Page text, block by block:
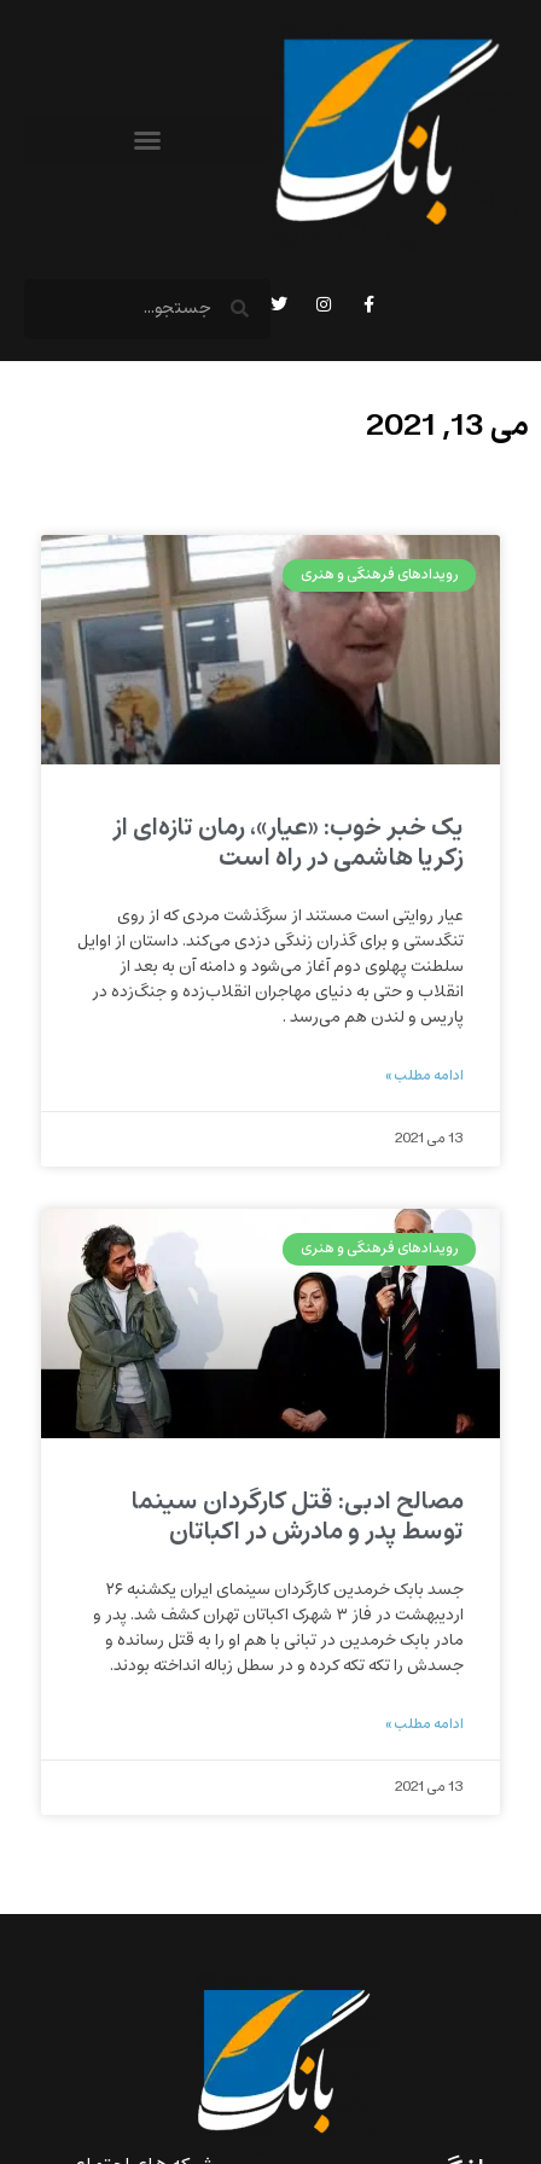
می 13, 2021
رویدادهای فرهنگی و هنری
یک خبر خوب: «عیار»، رمان تازه‌ای از
زکریا هاشمی در راه است
عیار روایتی است مستند از سرگذشت مردی که از روی
تنگدستی و برای گذران زندگی دزدی می‌‌کند. داستان از اوایل
سلطنت پهلوی دوم آغاز می‌شود و دامنه آن به بعد از
انقلاب و حتی به دنیای مهاجران انقلاب‌زده و جنگ‌زده در
پاریس و لندن هم می‌رسد .
ادامه مطلب »
13 می 2021
رویدادهای فرهنگی و هنری
مصالح ادبی: قتل کارگردان سینما
توسط پدر و مادرش در اکباتان
جسد بابک خرمدین کارگردان سینمای ایران یکشنبه ۲۶
اردیبهشت در فاز ۳ شهرک اکباتان تهران کشف شد. پدر و
مادر بابک خرمدین در تبانی با هم او را به قتل رسانده‌ و
جسدش را تکه تکه کرده و در سطل زباله انداخته بودند.
ادامه مطلب »
13 می 2021